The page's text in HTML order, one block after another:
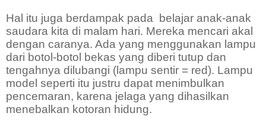
Hal itu juga berdampak pada
belajar anak-anak
saudara kita di malam hari. Mereka mencari akal
dengan caranya. Ada yang menggunakan lampu
dari botol-botol bekas yang diberi tutup dan
tengahnya dilubangi (lampu sentir = red). Lampu
model seperti itu justru dapat menimbulkan
pencemaran, karena jelaga yang dihasilkan
menebalkan kotoran hidung.